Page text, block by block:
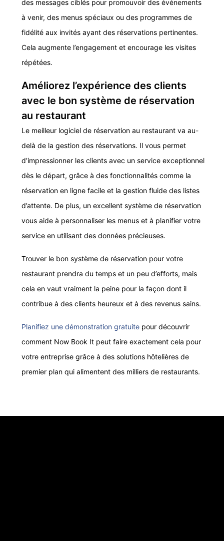
des messages ciblés pour promouvoir des événements
à venir, des menus spéciaux ou des programmes de
fidélité aux invités ayant des réservations pertinentes.
Cela augmente l’engagement et encourage les visites
répétées.
Améliorez l’expérience des clients
avec le bon système de réservation
au restaurant
Le meilleur logiciel de réservation au restaurant va au-
delà de la gestion des réservations. Il vous permet
d’impressionner les clients avec un service exceptionnel
dès le départ, grâce à des fonctionnalités comme la
réservation en ligne facile et la gestion fluide des listes
d’attente. De plus, un excellent système de réservation
vous aide à personnaliser les menus et à planifier votre
service en utilisant des données précieuses.
Trouver le bon système de réservation pour votre
restaurant prendra du temps et un peu d’efforts, mais
cela en vaut vraiment la peine pour la façon dont il
contribue à des clients heureux et à des revenus sains.
Planifiez une démonstration gratuite pour découvrir
comment Now Book It peut faire exactement cela pour
votre entreprise grâce à des solutions hôtelières de
premier plan qui alimentent des milliers de restaurants.